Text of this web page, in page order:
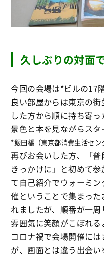
久しぶりの対面
今回の会場は*ビルの17
良い部屋からは東京の
した方から順に持ち寄っ
景色と本を見ながらスタ
*飯田橋（東京都消費生活セン
再びお会いした方、「
きっかけに」と初めて
て自己紹介でウォーミ
催ということで集まっ
れましたが、順番が一
雰囲気に笑顔がこぼれる
コロナ禍で会場開催に
が、画面とは違う出会い